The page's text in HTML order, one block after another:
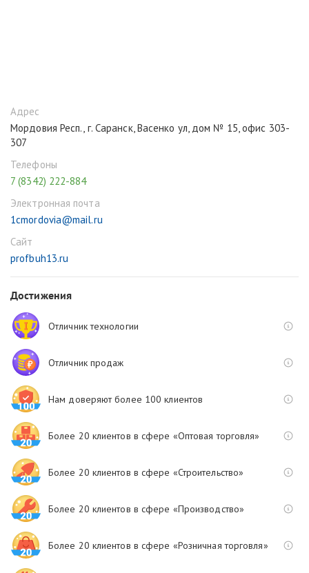
Адрес
Мордовия Респ., г. Саранск, Васенко ул, дом № 15, офис 303-
307
Телефоны
7 (8342) 222-884
Электронная почта
1cmordovia@mail.ru
Сайт
profbuh13.ru
Достижения
Отличник технологии
Отличник продаж
Нам доверяют более 100 клиентов
Более 20 клиентов в сфере «Оптовая торговля»
Более 20 клиентов в сфере «Строительство»
Более 20 клиентов в сфере «Производство»
Более 20 клиентов в сфере «Розничная торговля»